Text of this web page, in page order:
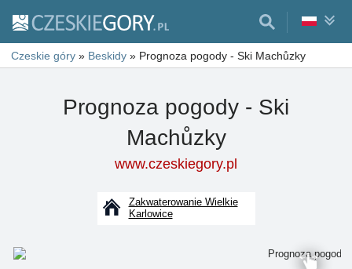
Czeskie góry » Beskidy » Prognoza pogody - Ski Machůzky
Prognoza pogody - Ski
Machůzky
www.czeskiegory.pl
Zakwaterowanie Wielkie
Karlowice